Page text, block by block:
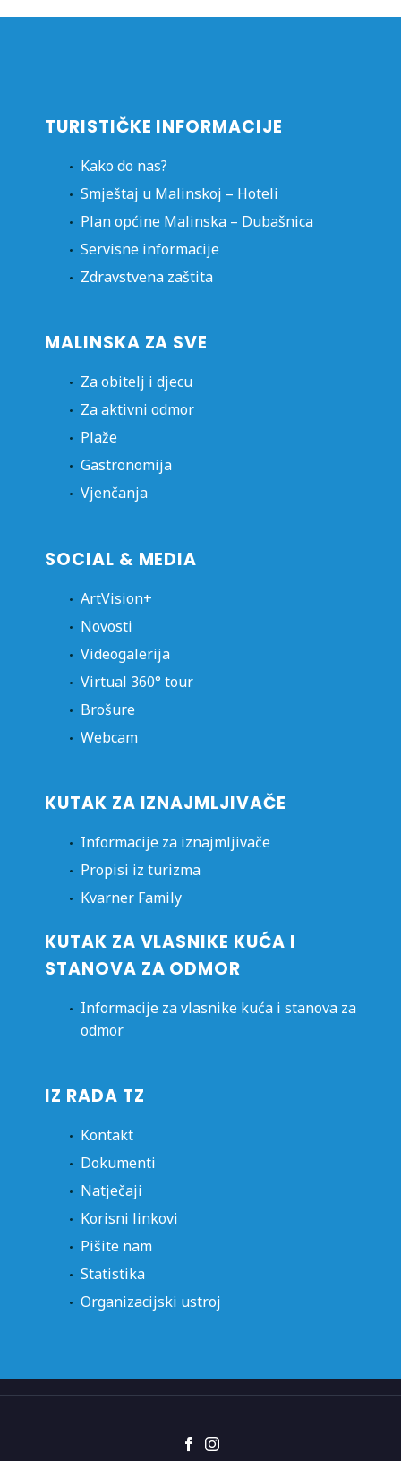
TURISTIČKE INFORMACIJE
Kako do nas?
Smještaj u Malinskoj – Hoteli
Plan općine Malinska – Dubašnica
Servisne informacije
Zdravstvena zaštita
MALINSKA ZA SVE
Za obitelj i djecu
Za aktivni odmor
Plaže
Gastronomija
Vjenčanja
SOCIAL & MEDIA
ArtVision+
Novosti
Videogalerija
Virtual 360° tour
Brošure
Webcam
KUTAK ZA IZNAJMLJIVAČE
Informacije za iznajmljivače
Propisi iz turizma
Kvarner Family
KUTAK ZA VLASNIKE KUĆA I
STANOVA ZA ODMOR
Informacije za vlasnike kuća i stanova za
odmor
IZ RADA TZ
Kontakt
Dokumenti
Natječaji
Korisni linkovi
Pišite nam
Statistika
Organizacijski ustroj